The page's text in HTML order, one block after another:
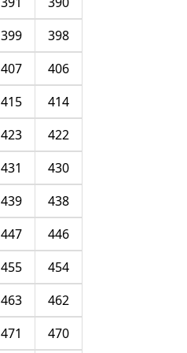
398
399
406
407
414
415
422
423
430
431
438
439
446
447
454
455
462
463
470
471